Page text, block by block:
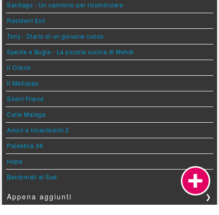
Santiago - Un cammino per ricominciare
Resident Evil
Tony - Diario di un giovane cuoco
Spezie e Bugie - La piccola cucina di Mehdi
Il Cileno
Il Malloppo
Silent Friend
Calle Malaga
Amori e Incantesimi 2
Palestina 36
Hope
Bentornati al Sud
Appena aggiunti ❯